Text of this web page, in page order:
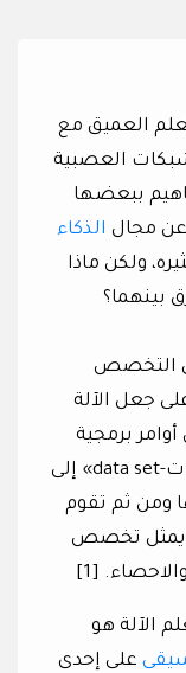
العميق مع
العصبية
ببعضها
عن مجال الذكاء
ولكن ماذا
بينهما؟
التخصص
جعل الآلة
برمجية
محددة. حيث يتم إدخال «مجموعة بيانات-data set» إلى
ومن ثم تقوم
يمثل تخصص
[1]
الآلة هو
على إحدى